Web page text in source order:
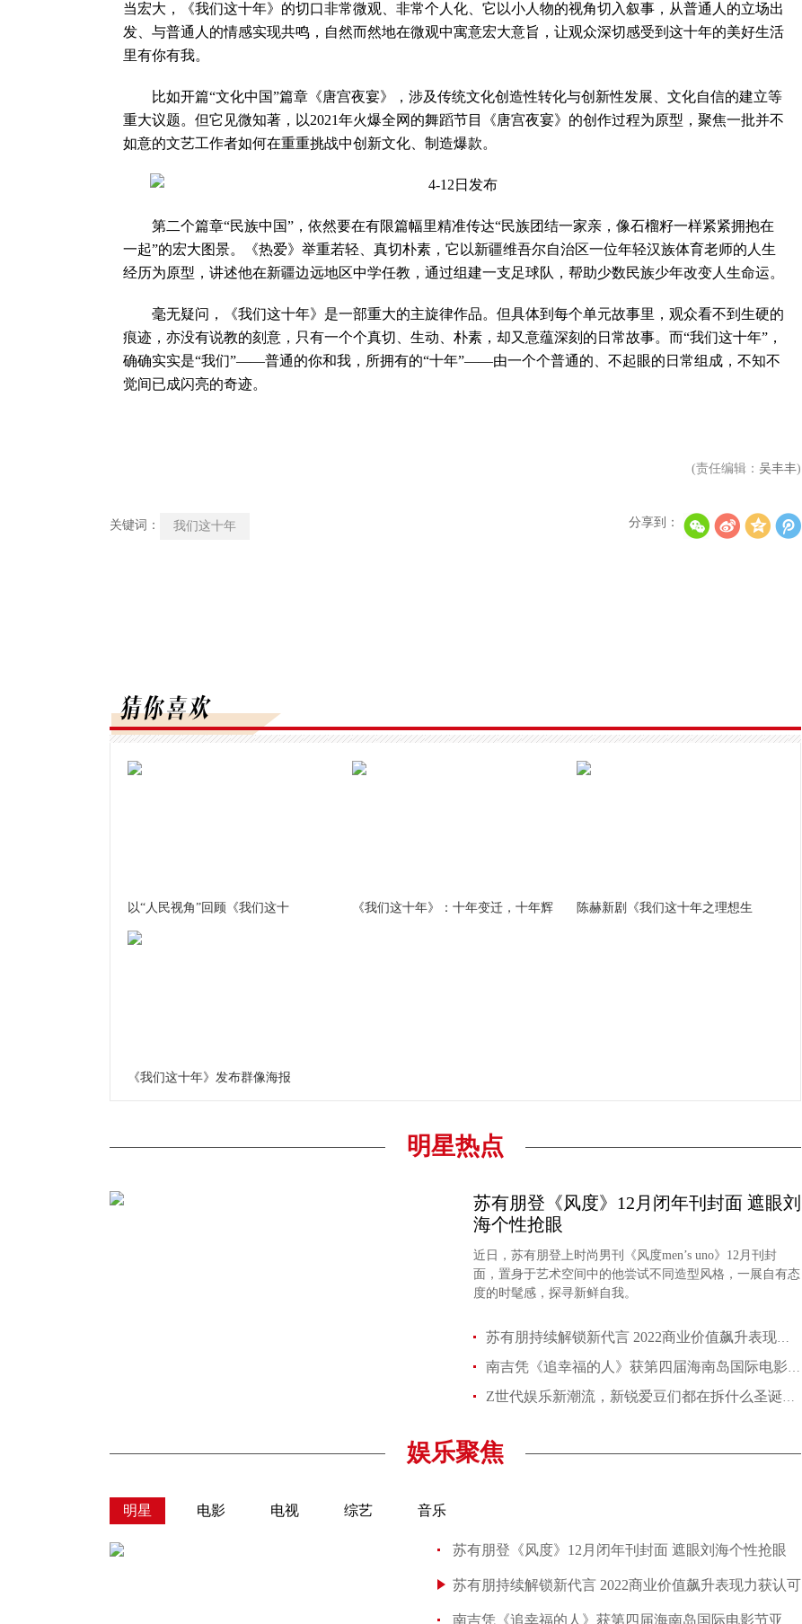
当宏大，《我们这十年》的切口非常微观、非常个人化、它以小人物的视角切入叙事，从普通人的立场出
发、与普通人的情感实现共鸣，自然而然地在微观中寓意宏大意旨，让观众深切感受到这十年的美好生活
里有你有我。
比如开篇“文化中国”篇章《唐宫夜宴》，涉及传统文化创造性转化与创新性发展、文化自信的建立等
重大议题。但它见微知著，以2021年火爆全网的舞蹈节目《唐宫夜宴》的创作过程为原型，聚焦一批并不
如意的文艺工作者如何在重重挑战中创新文化、制造爆款。
第二个篇章“民族中国”，依然要在有限篇幅里精准传达“民族团结一家亲，像石榴籽一样紧紧拥抱在
一起”的宏大图景。《热爱》举重若轻、真切朴素，它以新疆维吾尔自治区一位年轻汉族体育老师的人生
经历为原型，讲述他在新疆边远地区中学任教，通过组建一支足球队，帮助少数民族少年改变人生命运。
毫无疑问，《我们这十年》是一部重大的主旋律作品。但具体到每个单元故事里，观众看不到生硬的
痕迹，亦没有说教的刻意，只有一个个真切、生动、朴素，却又意蕴深刻的日常故事。而“我们这十年”，
确确实实是“我们”——普通的你和我，所拥有的“十年”——由一个个普通的、不起眼的日常组成，不知不
觉间已成闪亮的奇迹。
(责任编辑： 吴丰丰)
关键词： 我们这十年 分享到：
以“人民视角”回顾《我们这十 《我们这十年》：十年变迁，十年辉 陈赫新剧《我们这十年之理想生
《我们这十年》发布群像海报
明星热点
苏有朋登《风度》12月闭年刊封面 遮眼刘
海个性抢眼
近日，苏有朋登上时尚男刊《风度men’s uno》12月刊封
面，置身于艺术空间中的他尝试不同造型风格，一展自有态
度的时髦感，探寻新鲜自我。
苏有朋持续解锁新代言 2022商业价值飙升表现力获认可
南吉凭《追幸福的人》获第四届海南岛国际电影节亚洲新生代展映单
Z世代娱乐新潮流，新锐爱豆们都在拆什么圣诞新礼物？
娱乐聚焦
明星 电影 电视 综艺 音乐
苏有朋登《风度》12月闭年刊封面 遮眼刘海个性抢眼
苏有朋持续解锁新代言 2022商业价值飙升表现力获认可